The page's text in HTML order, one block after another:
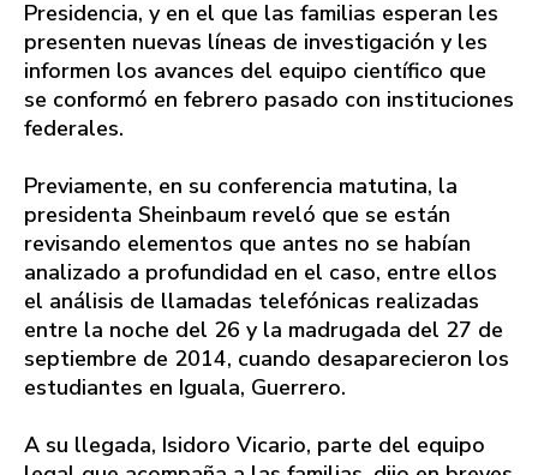
Presidencia, y en el que las familias esperan les
presenten nuevas líneas de investigación y les
informen los avances del equipo científico que
se conformó en febrero pasado con instituciones
federales.
Previamente, en su conferencia matutina, la
presidenta Sheinbaum reveló que se están
revisando elementos que antes no se habían
analizado a profundidad en el caso, entre ellos
el análisis de llamadas telefónicas realizadas
entre la noche del 26 y la madrugada del 27 de
septiembre de 2014, cuando desaparecieron los
estudiantes en Iguala, Guerrero.
A su llegada, Isidoro Vicario, parte del equipo